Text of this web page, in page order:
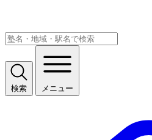
検索 メニュー